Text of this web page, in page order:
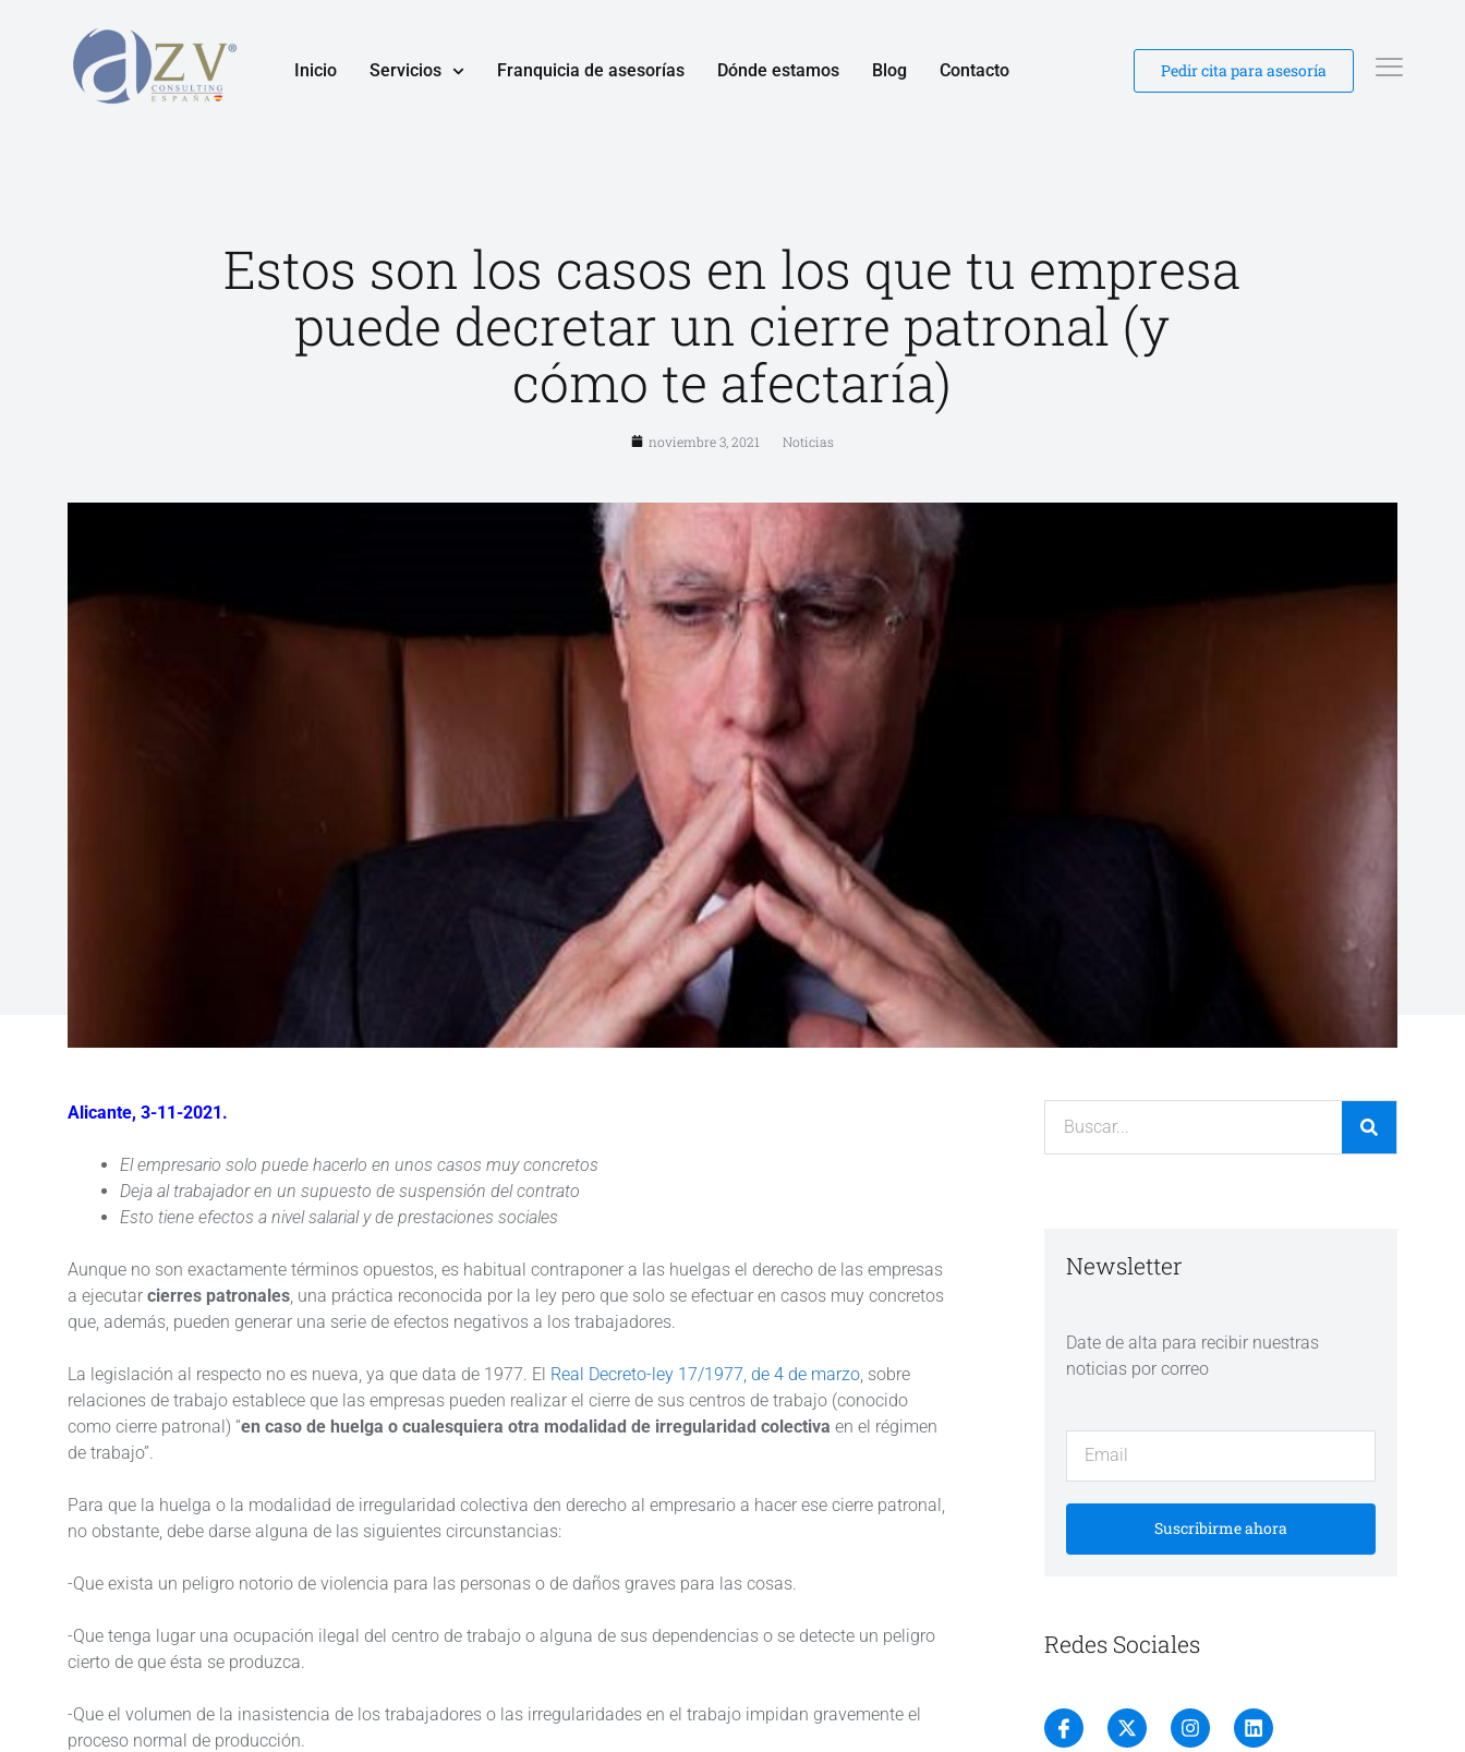
Inicio Servicios Franquicia de asesorías Dónde estamos Blog Contacto Pedir cita para asesoría
Estos son los casos en los que tu empresa
puede decretar un cierre patronal (y
cómo te afectaría)
noviembre 3, 2021 Noticias
Alicante, 3-11-2021.
El empresario solo puede hacerlo en unos casos muy concretos
Deja al trabajador en un supuesto de suspensión del contrato
Esto tiene efectos a nivel salarial y de prestaciones sociales
Aunque no son exactamente términos opuestos, es habitual contraponer a las huelgas el derecho de las empresas
a ejecutar cierres patronales, una práctica reconocida por la ley pero que solo se efectuar en casos muy concretos
que, además, pueden generar una serie de efectos negativos a los trabajadores.
La legislación al respecto no es nueva, ya que data de 1977. El Real Decreto-ley 17/1977, de 4 de marzo, sobre
relaciones de trabajo establece que las empresas pueden realizar el cierre de sus centros de trabajo (conocido
como cierre patronal) “en caso de huelga o cualesquiera otra modalidad de irregularidad colectiva en el régimen
de trabajo”.
Para que la huelga o la modalidad de irregularidad colectiva den derecho al empresario a hacer ese cierre patronal,
no obstante, debe darse alguna de las siguientes circunstancias:
-Que exista un peligro notorio de violencia para las personas o de daños graves para las cosas.
-Que tenga lugar una ocupación ilegal del centro de trabajo o alguna de sus dependencias o se detecte un peligro
cierto de que ésta se produzca.
-Que el volumen de la inasistencia de los trabajadores o las irregularidades en el trabajo impidan gravemente el
proceso normal de producción.
Newsletter
Date de alta para recibir nuestras
noticias por correo
Suscribirme ahora
Redes Sociales